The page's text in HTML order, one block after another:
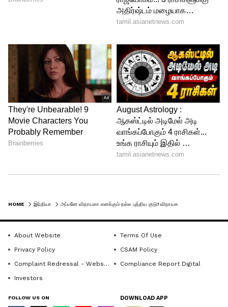
HOME இந்தியா
About Website
Terms Of Use
Privacy Policy
CSAM Policy
Complaint Redressal - Website
Compliance Report Digital
Investors
FOLLOW US ON DOWNLOAD APP